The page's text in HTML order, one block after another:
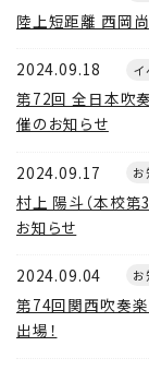
陸上短距離 西岡
2024.09.18 イ
第72回 全日本吹
催のお知らせ
2024.09.17 お
村上 陽斗（本校第
お知らせ
2024.09.04 お
第74回関西吹奏楽
出場！